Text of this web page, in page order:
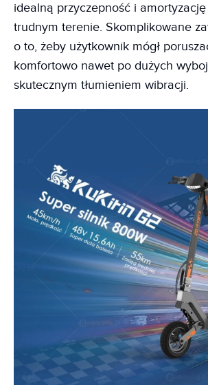
idealną przyczepność i
trudnym terenie. Skomplikowane
o to, żeby użytkownik mógł
komfortowo nawet po dużych
skutecznym tłumieniem wibracji.